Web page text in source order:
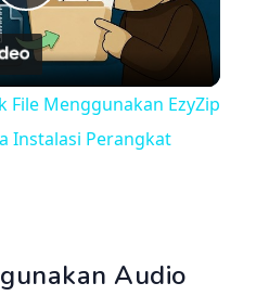
Play
Video
File Menggunakan EzyZip
Instalasi Perangkat
Audio